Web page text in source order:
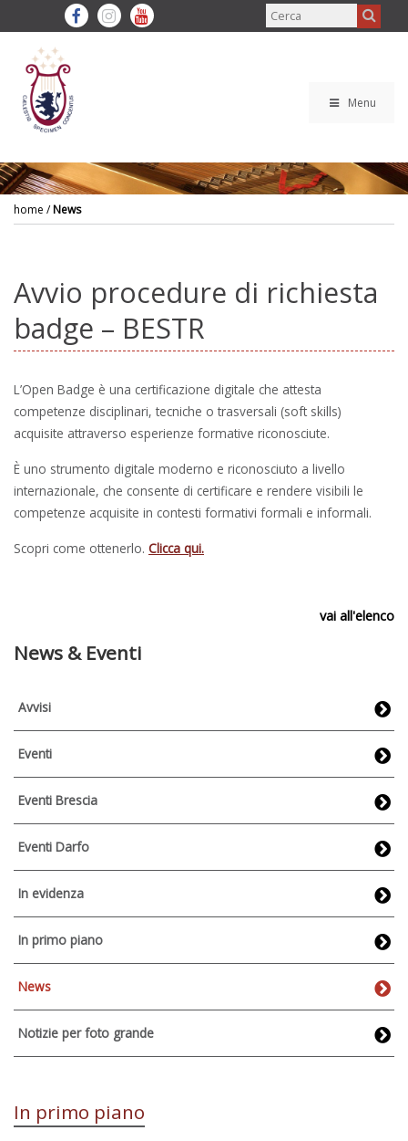
Menu
home /News
Avvio procedure di richiesta
badge – BESTR
L’Open Badge è una certificazione digitale che attesta
competenze disciplinari, tecniche o trasversali (soft skills)
acquisite attraverso esperienze formative riconosciute.
È uno strumento digitale moderno e riconosciuto a livello
internazionale, che consente di certificare e rendere visibili le
competenze acquisite in contesti formativi formali e informali.
Scopri come ottenerlo. Clicca qui.
vai all'elenco
News & Eventi
Avvisi
Eventi
Eventi Brescia
Eventi Darfo
In evidenza
In primo piano
News
Notizie per foto grande
In primo piano